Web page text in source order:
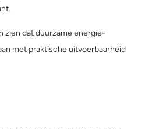
zien dat duurzame energie-
met praktische uitvoerbaarheid